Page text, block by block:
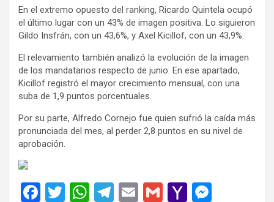
En el extremo opuesto del ranking, Ricardo Quintela ocupó
el último lugar con un 43% de imagen positiva. Lo siguieron
Gildo Insfrán, con un 43,6%, y Axel Kicillof, con un 43,9%.
El relevamiento también analizó la evolución de la imagen
de los mandatarios respecto de junio. En ese apartado,
Kicillof registró el mayor crecimiento mensual, con una
suba de 1,9 puntos porcentuales.
Por su parte, Alfredo Cornejo fue quien sufrió la caída más
pronunciada del mes, al perder 2,8 puntos en su nivel de
aprobación.
F
T
W T
E
G
Y